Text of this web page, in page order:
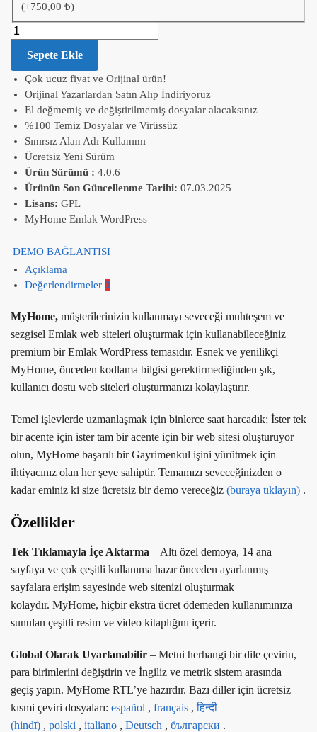
(+750,00₺)
Sepete Ekle
Çok ucuz fiyat ve Orijinal ürün!
Orijinal Yazarlardan Satın Alıp İndiriyoruz
El değmemiş ve değiştirilmemiş dosyalar alacaksınız
%100 Temiz Dosyalar ve Virüssüz
Sınırsız Alan Adı Kullanımı
Ücretsiz Yeni Sürüm
Ürün Sürümü : 4.0.6
Ürünün Son Güncellenme Tarihi: 07.03.2025
Lisans: GPL
MyHome Emlak WordPress
DEMO BAĞLANTISI
Açıklama
Değerlendirmeler 0
MyHome, müşterilerinizin kullanmayı seveceği muhteşem ve
sezgisel Emlak web siteleri oluşturmak için kullanabileceğiniz
premium bir Emlak WordPress temasıdır. Esnek ve yenilikçi
MyHome, önceden kodlama bilgisi gerektirmediğinden şık,
kullanıcı dostu web siteleri oluşturmanızı kolaylaştırır.
Temel işlevlerde uzmanlaşmak için binlerce saat harcadık; İster tek
bir acente için ister tam bir acente için bir web sitesi oluşturuyor
olun, MyHome başarılı bir Gayrimenkul işini yürütmek için
ihtiyacınız olan her şeye sahiptir. Temamızı seveceğinizden o
kadar eminiz ki size ücretsiz bir demo vereceğiz (buraya tıklayın) .
Özellikler
Tek Tıklamayla İçe Aktarma – Altı özel demoya, 14 ana
sayfaya ve çok çeşitli kullanıma hazır önceden ayarlanmış
sayfalara erişim sayesinde web sitenizi oluşturmak
kolaydır. MyHome, hiçbir ekstra ücret ödemeden kullanımınıza
sunulan çeşitli resim ve video kitaplığını içerir.
Global Olarak Uyarlanabilir – Metni herhangi bir dile çevirin,
para birimlerini değiştirin ve İngiliz ve metrik sistem arasında
geçiş yapın. MyHome RTL’ye hazırdır. Bazı diller için ücretsiz
kısmi çeviri dosyaları: español , français ,हिन्दी
(hindī) , polski , italiano , Deutsch , български .